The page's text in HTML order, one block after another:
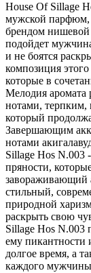
House Of Sillage
мужской парфюм,
брендом
подойдет
и не боятся
композиция этого
которые в
Мелодия аромата
нотами, терпким,
который
Завершающим
нотами
Sillage Hos N.003
пряности,
завораживающий
стильный,
природной
раскрыть свою
Sillage Hos N.003
ему пикантности
долгое время, а
каждого